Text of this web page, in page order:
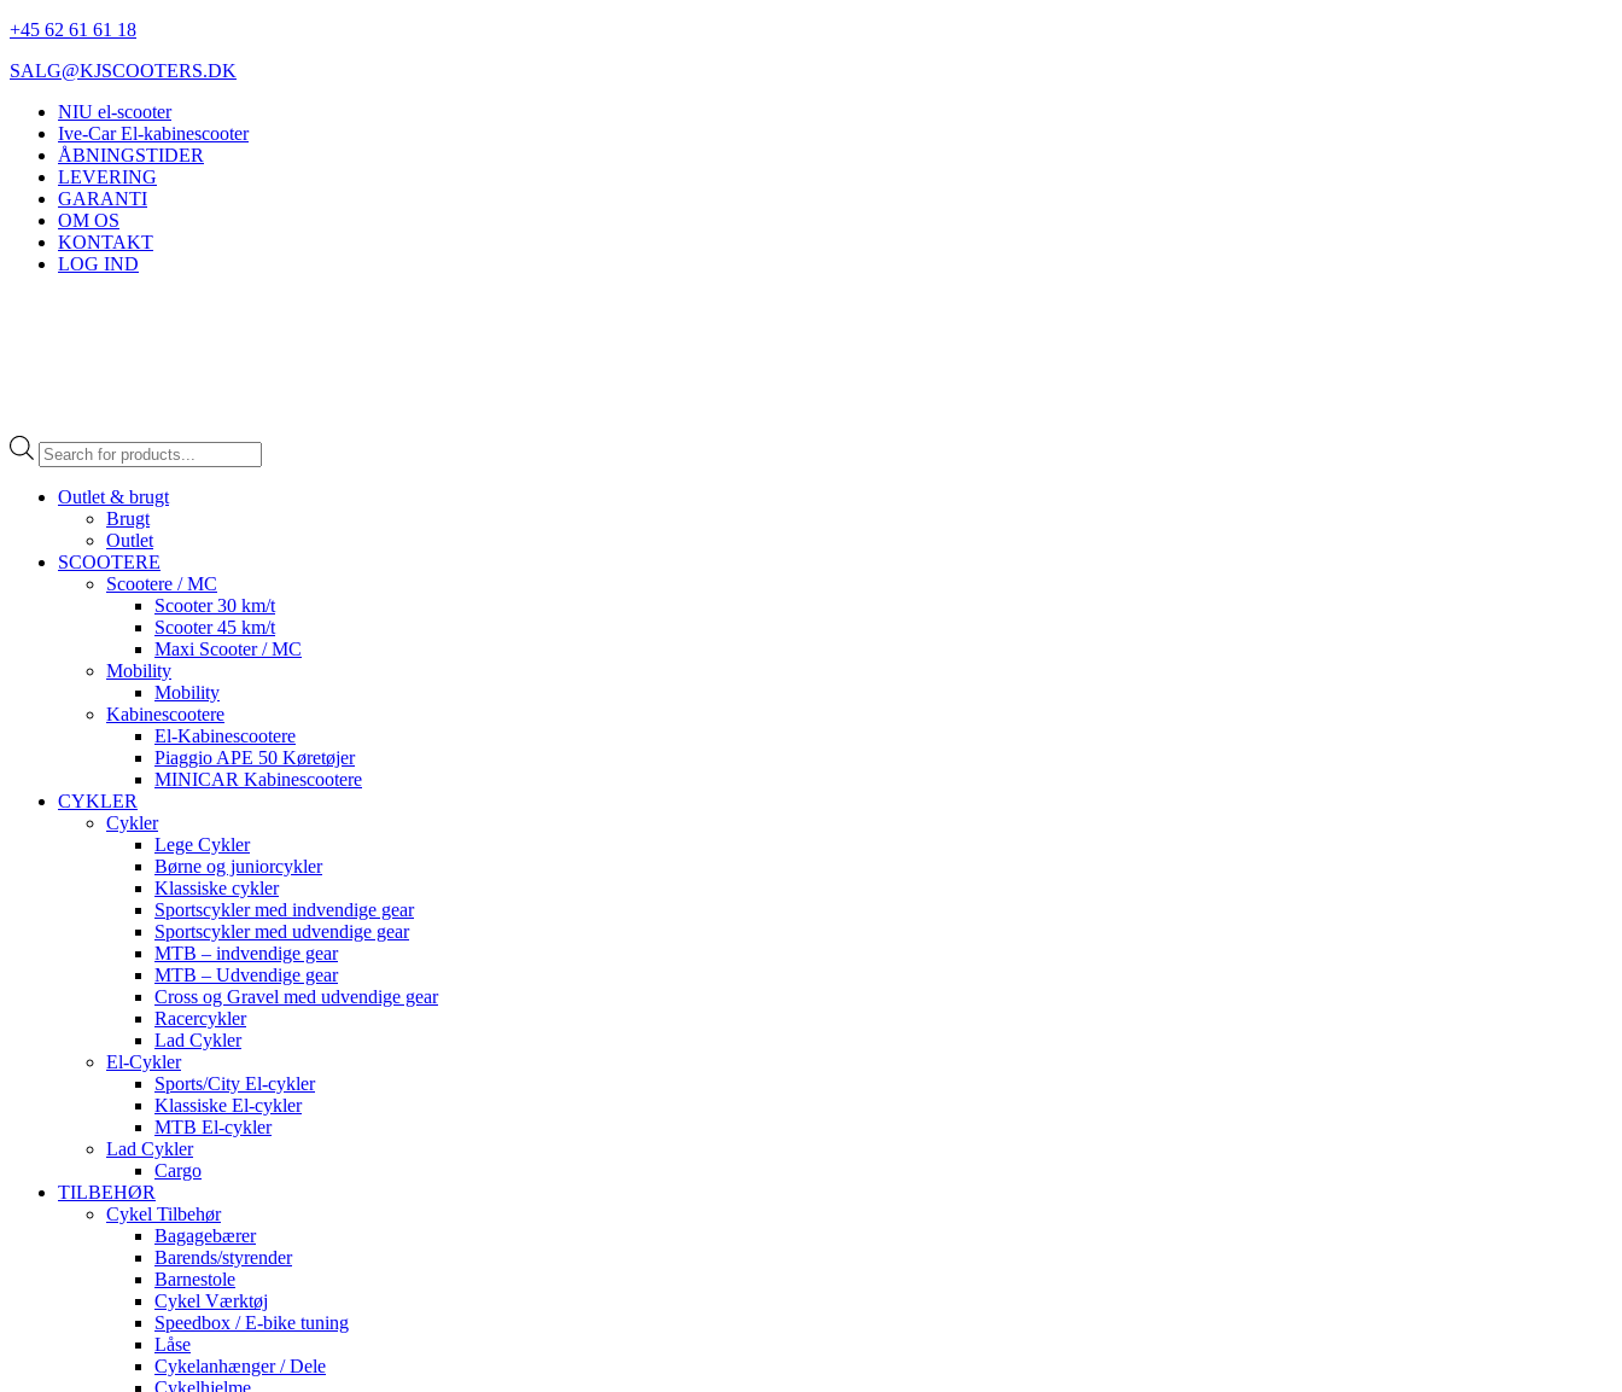
+45 62 61 61 18
SALG@KJSCOOTERS.DK
NIU el-scooter
Ive-Car El-kabinescooter
ÅBNINGSTIDER
LEVERING
GARANTI
OM OS
KONTAKT
LOG IND
Products
search
Outlet & brugt
Brugt
Outlet
SCOOTERE
Scootere / MC
Scooter 30 km/t
Scooter 45 km/t
Maxi Scooter / MC
Mobility
Mobility
Kabinescootere
El-Kabinescootere
Piaggio APE 50 Køretøjer
MINICAR Kabinescootere
CYKLER
Cykler
Lege Cykler
Børne og juniorcykler
Klassiske cykler
Sportscykler med indvendige gear
Sportscykler med udvendige gear
MTB – indvendige gear
MTB – Udvendige gear
Cross og Gravel med udvendige gear
Racercykler
Lad Cykler
El-Cykler
Sports/City El-cykler
Klassiske El-cykler
MTB El-cykler
Lad Cykler
Cargo
TILBEHØR
Cykel Tilbehør
Bagagebærer
Barends/styrender
Barnestole
Cykel Værktøj
Speedbox / E-bike tuning
Låse
Cykelanhænger / Dele
Cykelhjelme